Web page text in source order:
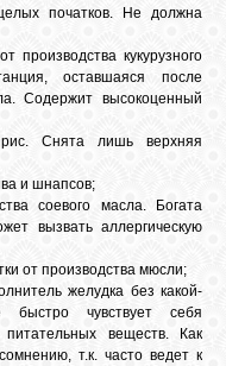
початков. Не должна
производства кукурузного
оставшаяся после
Содержит высокоценный
Снята лишь верхняя
и шнапсов;
соевого масла. Богата
вызвать аллергическую
от производства мюсли;
желудка без какой-
чувствует себя
веществ. Как
т.к. часто ведет к